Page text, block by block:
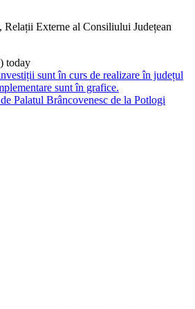
Relații Externe al Consiliului Județean
today
sunt în curs de realizare în județul
sunt în grafice.
Palatul Brâncovenesc de la Potlogi